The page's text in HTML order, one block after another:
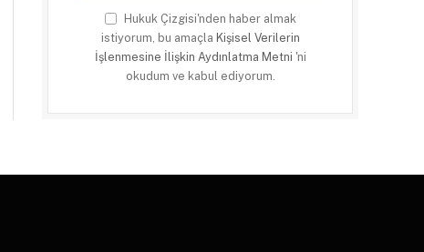
Hukuk Çizgisi'nden haber almak
istiyorum, bu amaçla Kişisel Verilerin
İşlenmesine İlişkin Aydınlatma Metni 'ni
okudum ve kabul ediyorum.